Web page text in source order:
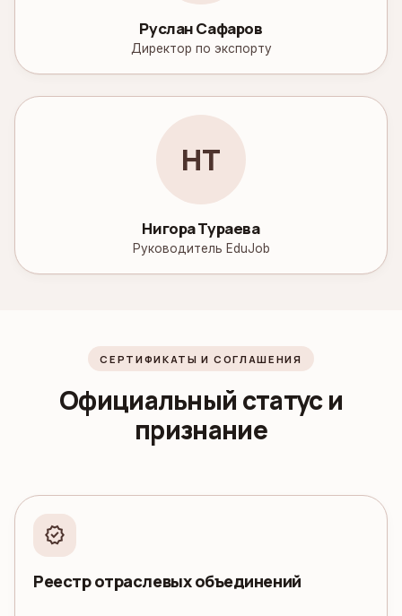
Руслан Сафаров
Директор по экспорту
НТ
Нигора Тураева
Руководитель EduJob
СЕРТИФИКАТЫ И СОГЛАШЕНИЯ
Официальный статус и
признание
verified
Реестр отраслевых объединений